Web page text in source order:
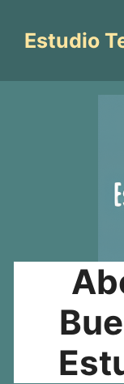
contenido
Estudio